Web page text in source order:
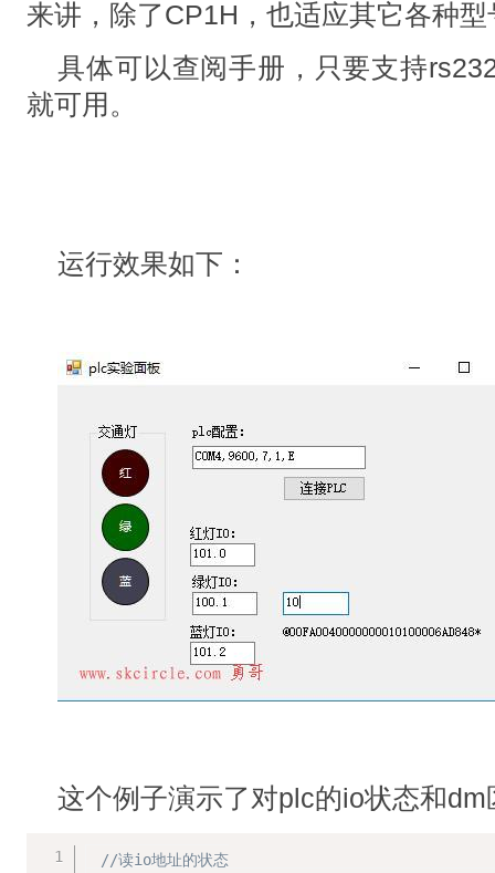
来讲，除了CP1H，也适应其它各种
具体可以查阅手册，只要支持
就可用。
运行效果如下：
这个例子演示了对plc的io状态和
//读io地址的状态